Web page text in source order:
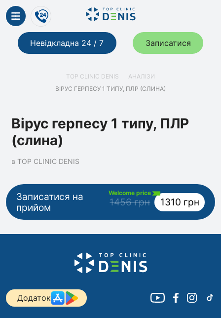
Невідкладна 24 / 7 Записатися
TOP CLINIC DENIS
АНАЛІЗИ
ВІРУС ГЕРПЕСУ 1 ТИПУ, ПЛР (СЛИНА)
Вірус герпесу 1 типу, ПЛР
(слина)
в TOP CLINIC DENIS
Записатися на
прийом
Welcome price
1456 грн 1310 грн
Додаток